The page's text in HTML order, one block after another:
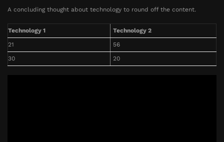
A concluding thought about technology to round off the content.
Technology 1
Technology 2
21
56
30
20